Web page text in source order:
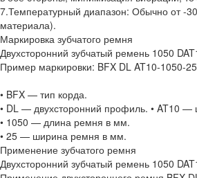
7.Температурный диапазон: Обычно от -
материала).
Маркировка зубчатого ремня
Двухсторонний зубчатый ремень 1050
Пример маркировки: BFX DL AT10-1050-
• BFX — тип корда.
• DL — двухсторонний профиль. • AT10 —
• 1050 — длина ремня в мм.
• 25 — ширина ремня в мм.
Применение зубчатого ремня
Двухсторонний зубчатый ремень 1050